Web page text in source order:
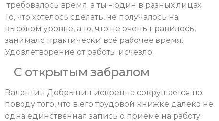
требовалось время, а ты – один в разных лицах.
То, что хотелось сделать, не получалось на
высоком уровне, а то, что не очень нравилось,
занимало практически всё рабочее время.
Удовлетворение от работы исчезло.
С открытым забралом
Валентин Добрынин искренне сокрушается по
поводу того, что в его трудовой книжке далеко не
одна единственная запись о приёме на работу.